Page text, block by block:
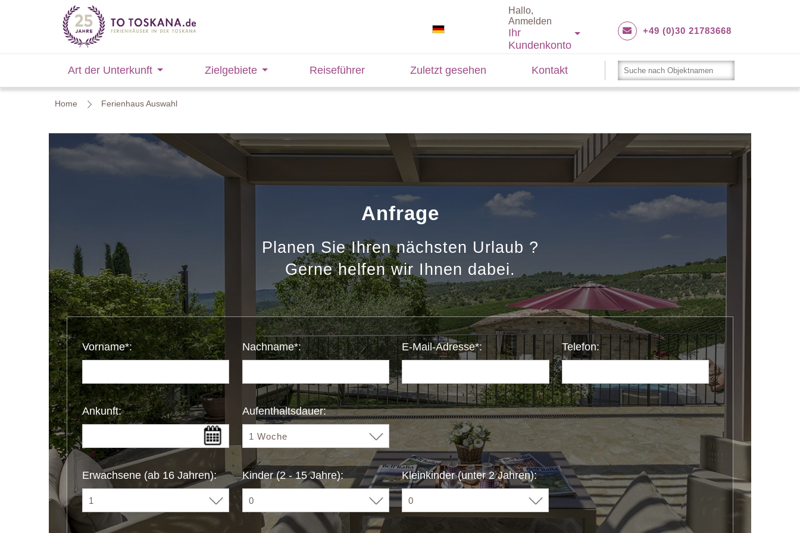
Hallo,
Anmelden
Ihr
Kundenkonto
+49 (0)30 21783668
Art der Unterkunft Zielgebiete Reiseführer Zuletzt gesehen Kontakt
Home Ferienhaus Auswahl
Anfrage
Planen Sie Ihren nächsten Urlaub ?
Gerne helfen wir Ihnen dabei.
Vorname*: Nachname*: E-Mail-Adresse*: Telefon:
Ankunft: Aufenthaltsdauer:
Erwachsene (ab 16 Jahren): Kinder (2 - 15 Jahre): Kleinkinder (unter 2 Jahren):